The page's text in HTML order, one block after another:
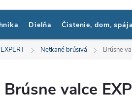
Dielňa Čistenie, dom,
Netkané brúsivá Brúsne
Brúsne valce